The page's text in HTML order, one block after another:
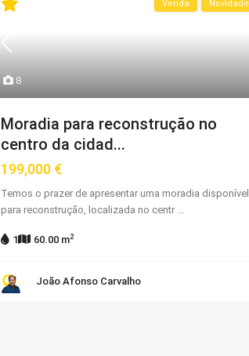
8
Venda Novidade
Moradia para reconstrução no
centro da cidad...
199,000 €
Temos o prazer de apresentar uma moradia disponível
para reconstrução, localizada no centr
1 60.00 m2
João Afonso Carvalho